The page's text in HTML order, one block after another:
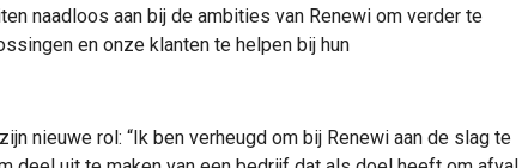
naadloos aan bij de ambities van Renewi om verder te
en onze klanten te helpen bij hun
nieuwe rol: “Ik ben verheugd om bij Renewi aan de slag te